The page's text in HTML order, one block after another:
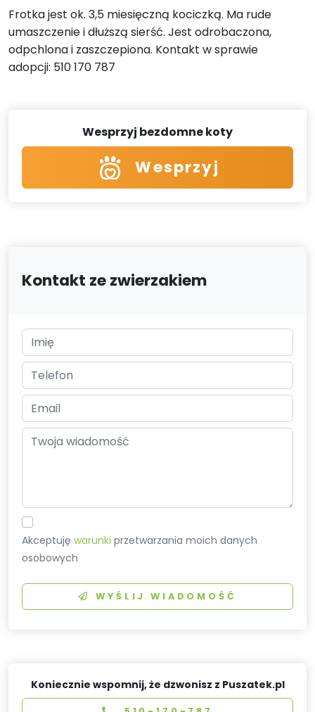
Frotka jest ok. 3,5 miesięczną kociczką. Ma rude
umaszczenie i dłuższą sierść. Jest odrobaczona,
odpchlona i zaszczepiona. Kontakt w sprawie
adopcji: 510 170 787
Wesprzyj bezdomne koty
Wesprzyj
Kontakt ze zwierzakiem
Akceptujęwarunki przetwarzania moich danych
osobowych
WYŚLIJ WIADOMOŚĆ
Koniecznie wspomnij, że dzwonisz z Puszatek.pl